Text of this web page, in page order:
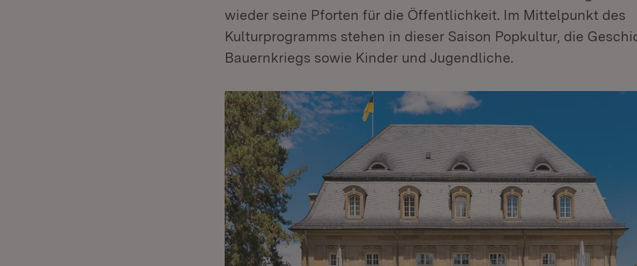
wieder seine Pforten für die Öffentlichkeit. Im Mittelpunkt des
Kulturprogramms stehen in dieser Saison Popkultur, die
Bauernkriegs sowie Kinder und Jugendliche.